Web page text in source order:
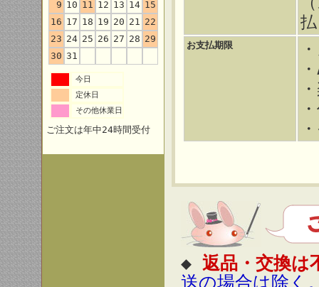
9 10 11 12 13 14 15
16 17 18 19 20 21 22
23 24 25 26 27 28 29
30 31
今日
定休日
その他休業日
ご注文は年中24時間受付
お支払期限
◆ 返品・交換は
送の場合は除く